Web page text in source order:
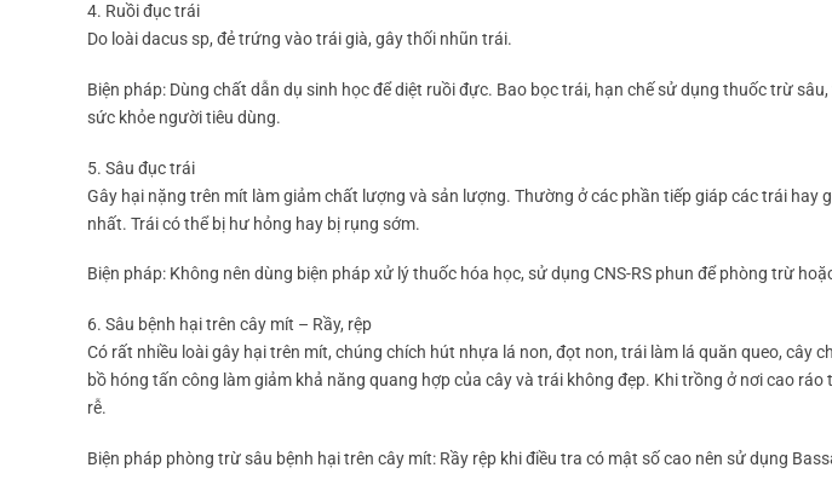
4. Ruồi đục trái
Do loài dacus sp, đẻ trứng vào trái già, gây thối nhũn trái.
Biện pháp: Dùng chất dẫn dụ sinh học để diệt ruồi đực. Bao bọc trái, hạn chế sử dụng thuốc trừ
sức khỏe người tiêu dùng.
5. Sâu đục trái
Gây hại nặng trên mít làm giảm chất lượng và sản lượng. Thường ở các phần tiếp giáp các trái hay
nhất. Trái có thể bị hư hỏng hay bị rụng sớm.
Biện pháp: Không nên dùng biện pháp xử lý thuốc hóa học, sử dụng CNS-RS phun để phòng trừ
6. Sâu bệnh hại trên cây mít – Rầy, rệp
Có rất nhiều loài gây hại trên mít, chúng chích hút nhựa lá non, đọt non, trái làm lá quăn queo, cây
bồ hóng tấn công làm giảm khả năng quang hợp của cây và trái không đẹp. Khi trồng ở nơi cao
rễ.
Biện pháp phòng trừ sâu bệnh hại trên cây mít: Rầy rệp khi điều tra có mật số cao nên sử dụng